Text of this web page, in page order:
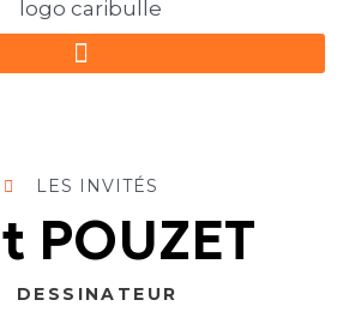
LES INVITÉS
POUZET
DESSINATEUR